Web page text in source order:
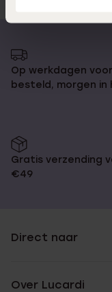
Op werkdagen voor
besteld, morgen in
Gratis verzending
€49
Direct naar
Over Lucardi